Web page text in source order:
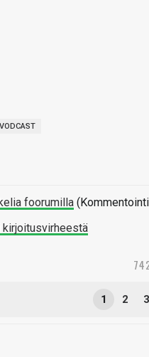
VODCAST
foorumilla
kirjoitusvirheestä
1 2 3